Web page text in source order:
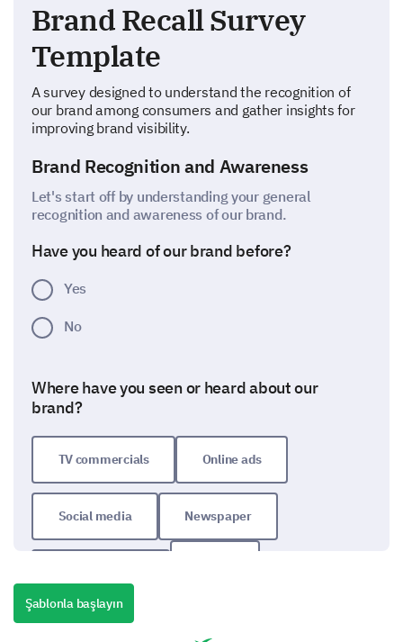
Brand Recall Survey
Template
A survey designed to understand the recognition of
our brand among consumers and gather insights for
improving brand visibility.
Brand Recognition and Awareness
Let's start off by understanding your general
recognition and awareness of our brand.
Have you heard of our brand before?
Yes
No
Where have you seen or heard about our
brand?
TV commercials Online ads
Social media Newspaper
Brand Impressions and Associations
Şablonla başlayın